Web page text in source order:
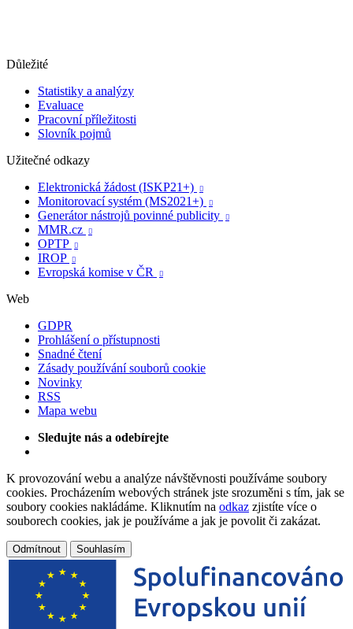
Důležité
Statistiky a analýzy
Evaluace
Pracovní příležitosti
Slovník pojmů
Užitečné odkazy
Elektronická žádost (ISKP21+)

Monitorovací systém (MS2021+) 
Generátor nástrojů povinné publicity 
MMR.cz 
OPTP 
IROP 
Evropská komise v ČR 
Web
GDPR
Prohlášení o přístupnosti
Snadné čtení
Zásady používání souborů cookie
Novinky
RSS
Mapa webu
Sledujte nás a odebírejte
K provozování webu a analýze návštěvnosti používáme soubory
cookies. Procházením webových stránek jste srozuměni s tím, jak se
soubory cookies nakládáme. Kliknutím na odkaz zjistíte více o
souborech cookies, jak je používáme a jak je povolit či zakázat.
Odmítnout Souhlasím